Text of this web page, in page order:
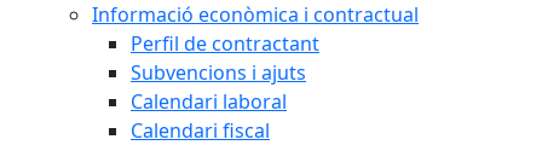
Informació econòmica i contractual
Perfil de contractant
Subvencions i ajuts
Calendari laboral
Calendari fiscal